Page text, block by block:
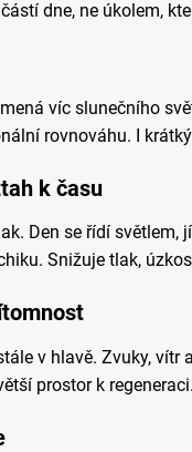
dne, ne úkolem,
víc slunečního
rovnováhu. I
k času
Den se řídí
Snižuje tlak,
v hlavě. Zvuky,
prostor k regeneraci.